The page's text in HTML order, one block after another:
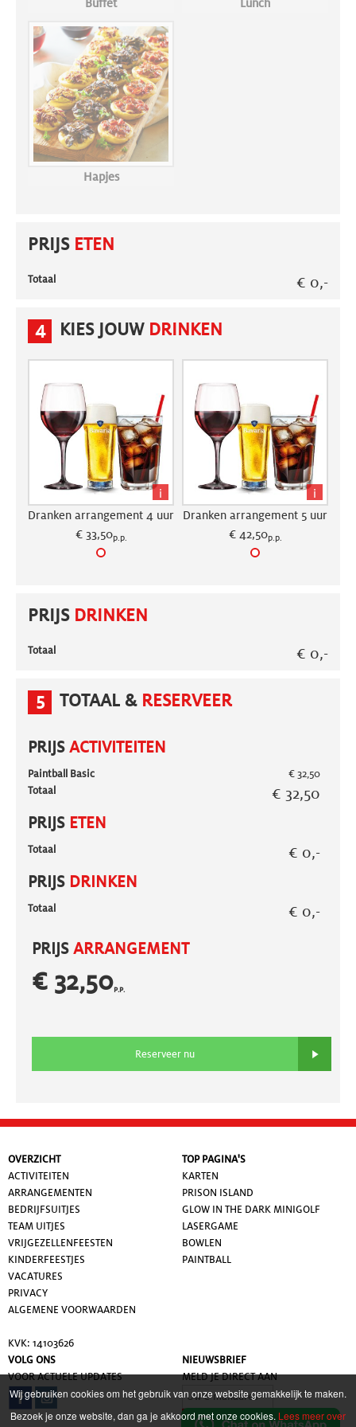
Buffet Lunch
Hapjes
PRIJS ETEN
Totaal € 0,-
4 KIES JOUW DRINKEN
i
Dranken arrangement 4 uur
€ 33,50p.p.
i
Dranken arrangement 5 uur
€ 42,50p.p.
PRIJS DRINKEN
Totaal € 0,-
5 TOTAAL & RESERVEER
PRIJS ACTIVITEITEN
Paintball Basic
€ 32,50
Totaal
€ 32,50
PRIJS ETEN
Totaal € 0,-
PRIJS DRINKEN
Totaal € 0,-
PRIJS ARRANGEMENT
€ 32,50P.P.
Reserveer nu
OVERZICHT
ACTIVITEITEN
ARRANGEMENTEN
BEDRIJFSUITJES
TEAM UITJES
VRIJGEZELLENFEESTEN
KINDERFEESTJES
VACATURES
PRIVACY
ALGEMENE VOORWAARDEN
KVK: 14103626
TOP PAGINA'S
KARTEN
PRISON ISLAND
GLOW IN THE DARK MINIGOLF
LASERGAME
BOWLEN
PAINTBALL
VOLG ONS
VOOR ACTUELE UPDATES
NIEUWSBRIEF
MELD JE DIRECT AAN
Wij gebruiken cookies om het gebruik van onze website gemakkelijk te maken.
Bezoek je onze website, dan ga je akkoord met onze cookies. Lees meer over